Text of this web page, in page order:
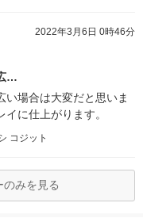
2022年3月6日 0時46分
…
い場合は大変だと思いま
に仕上がります。
コジット
みを見る